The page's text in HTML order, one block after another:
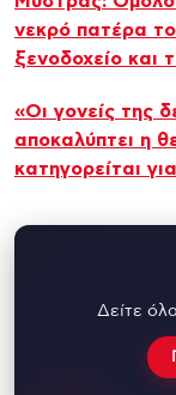
νεκρό πατέρα
ξενοδοχείο και
«Οι γονείς της
αποκαλύπτει η
κατηγορείται
Δείτε